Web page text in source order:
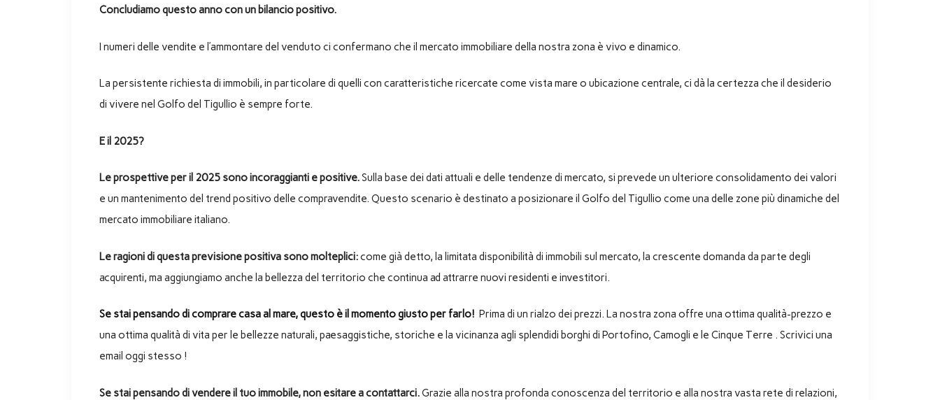
Concludiamo questo anno con un bilancio positivo.
I numeri delle vendite e l’ammontare del venduto ci confermano che il mercato immobiliare della nostra zona è vivo e dinamico.
La persistente richiesta di immobili, in particolare di quelli con caratteristiche ricercate come vista mare o ubicazione centrale, ci dà la certezza che il desiderio
di vivere nel Golfo del Tigullio è sempre forte.
E il 2025?
Le prospettive per il 2025 sono incoraggianti e positive.Sulla base dei dati attuali e delle tendenze di mercato, si prevede un ulteriore consolidamento dei valori
e un mantenimento del trend positivo delle compravendite. Questo scenario è destinato a posizionare il Golfo del Tigullio come una delle zone più dinamiche del
mercato immobiliare italiano.
Le ragioni di questa previsione positiva sono molteplici:come già detto, la limitata disponibilità di immobili sul mercato, la crescente domanda da parte degli
acquirenti, ma aggiungiamo anche la bellezza del territorio che continua ad attrarre nuovi residenti e investitori.
Se stai pensando di comprare casa al mare, questo è il momento giusto per farlo! Prima di un rialzo dei prezzi. La nostra zona offre una ottima qualità-prezzo e
una ottima qualità di vita per le bellezze naturali, paesaggistiche, storiche e la vicinanza agli splendidi borghi di Portofino, Camogli e le Cinque Terre . Scrivici una
email oggi stesso !
Se stai pensando di vendere il tuo immobile, non esitare a contattarci.Grazie alla nostra profonda conoscenza del territorio e alla nostra vasta rete di relazioni,